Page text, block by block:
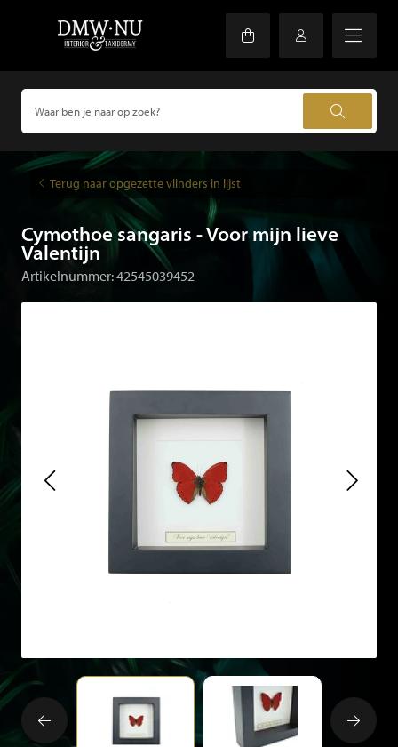
Terug naar opgezette vlinders in lijst
Cymothoe sangaris - Voor mijn lieve
Valentijn
Artikelnummer: 42545039452